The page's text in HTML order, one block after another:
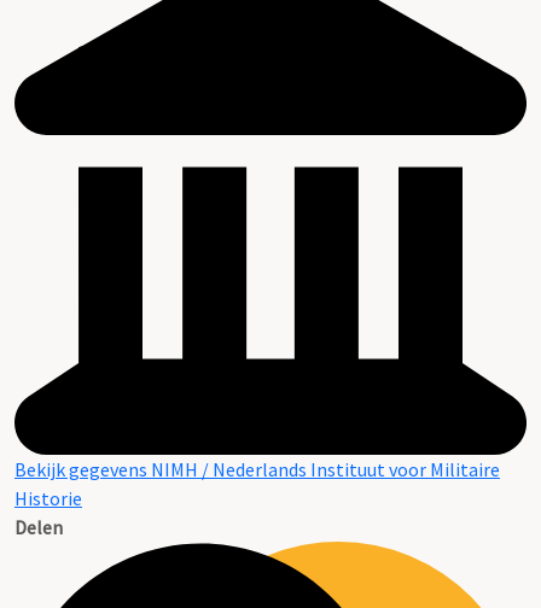
Bekijk gegevens NIMH / Nederlands Instituut voor Militaire
Historie
Delen